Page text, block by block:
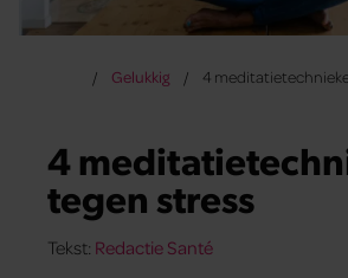
Gelukkig 4
4
tegen stress
Tekst: Redactie Santé